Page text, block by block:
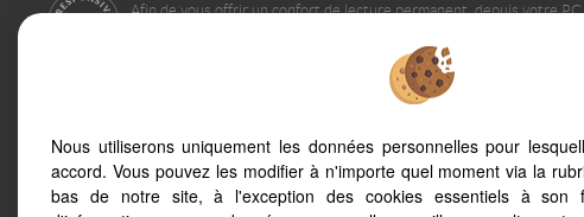
Afin de vous offrir un confort de lecture permanent, depuis votre
Sete (34200) Balaruc Les Bains (34540)
Meze (34140)
Montpellier (34000)
Nous utiliserons uniquement les données personnelles pour
accord. Vous pouvez les modifier à n'importe quel moment via la
bas de notre site, à l'exception des cookies essentiels à son